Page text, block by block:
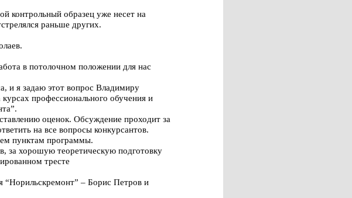
контрольный образец уже несет на
раньше других.
в потолочном положении для нас
и я задаю этот вопрос Владимиру
профессионального обучения и
оценок. Обсуждение проходит за
на все вопросы конкурсантов.
пунктам программы.
за хорошую теоретическую подготовку
тресте
“Норильскремонт” – Борис Петров и